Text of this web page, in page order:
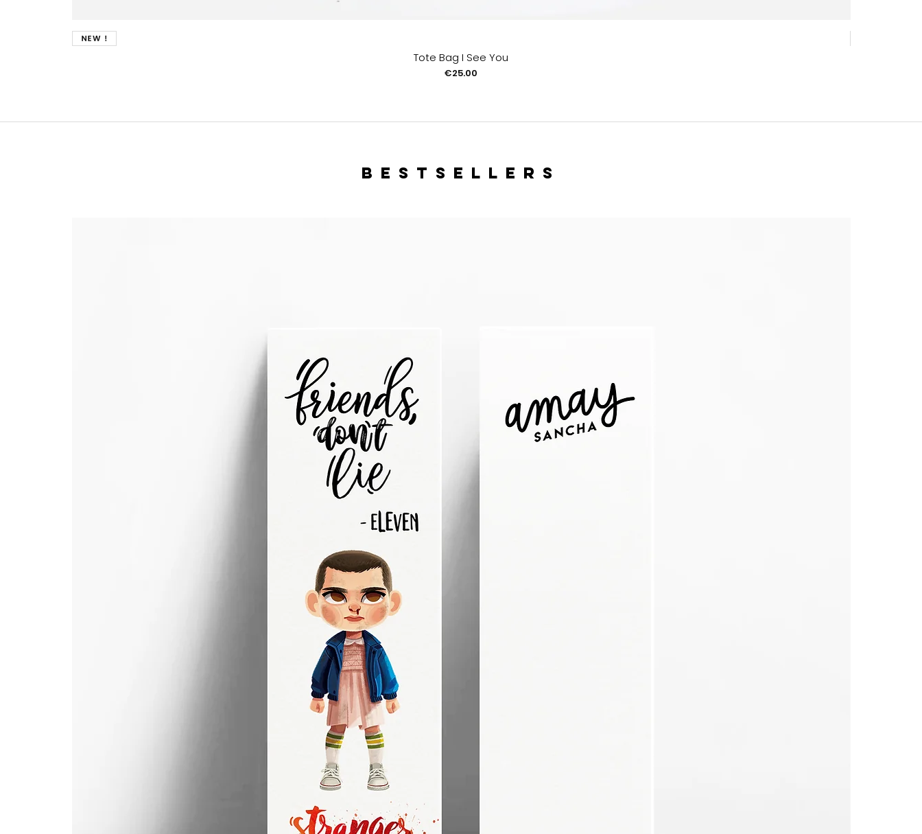
New !
Tote Bag I See You
Price
€25.00
bestsellers